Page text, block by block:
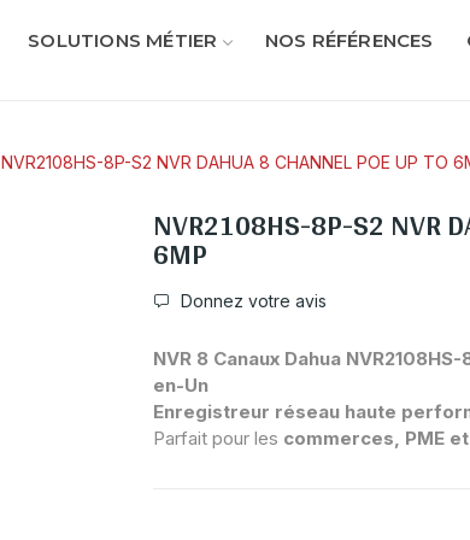
SOLUTIONS MÉTIER NOS RÉFÉRENCES
NVR2108HS-8P-S2 NVR DAHUA 8 CHANNEL POE UP TO
NVR2108HS-8P-S2 NVR
6MP
Donnez votre avis
NVR 8 Canaux Dahua
en-Un
Enregistreur réseau haute
Parfait pour les commerces, PME